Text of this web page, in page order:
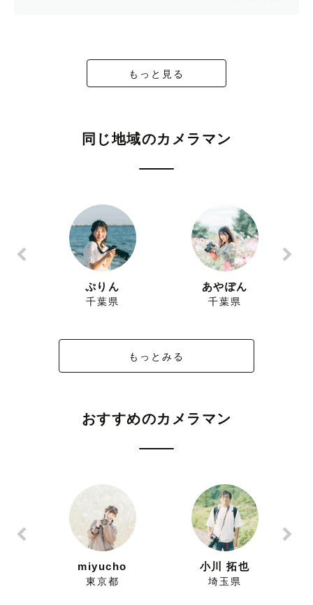
もっと見る
同じ地域のカメラマン
ぷりん
千葉県
あやぽん
千葉県
もっとみる
おすすめのカメラマン
miyucho
東京都
小川 拓也
埼玉県